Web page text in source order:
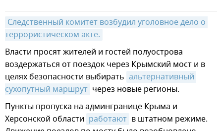
Следственный комитет возбудил уголовное дело о
террористическом акте.
Власти просят жителей и гостей полуострова
воздержаться от поездок через Крымский мост и в
целях безопасности выбирать альтернативный
сухопутный маршрут через новые регионы.
Пункты пропуска на админгранице Крыма и
Херсонской области работают в штатном режиме.